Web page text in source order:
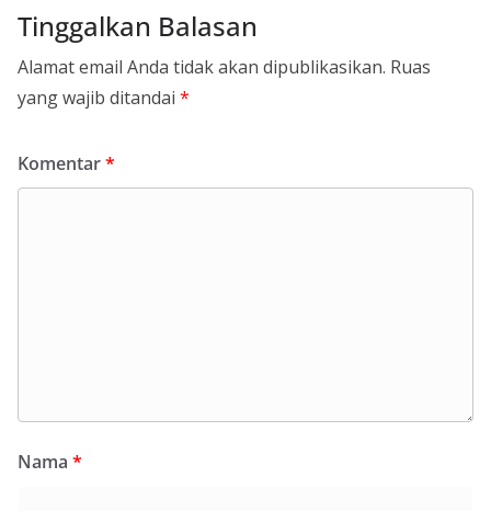
Tinggalkan Balasan
Alamat email Anda tidak akan dipublikasikan. Ruas
yang wajib ditandai *
Komentar*
Nama *